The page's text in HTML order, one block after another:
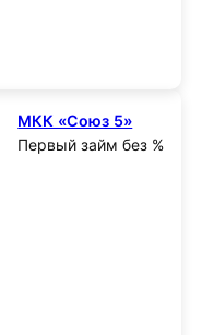
МКК «Союз 5»
Первый займ без %